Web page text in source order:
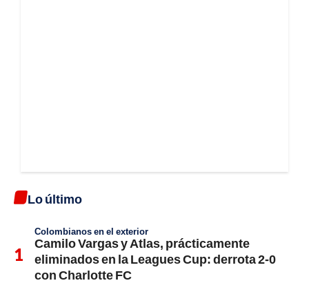
Lo último
Colombianos en el exterior
Camilo Vargas y Atlas, prácticamente
eliminados en la Leagues Cup: derrota 2-0
con Charlotte FC